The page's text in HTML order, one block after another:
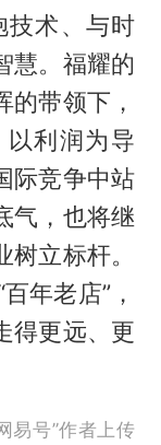
术、与时
慧。福耀的
带领下，
利润为导
际竞争中站
气，也将继
立标杆。
年老店”，
得更远、更
易号”作者上传